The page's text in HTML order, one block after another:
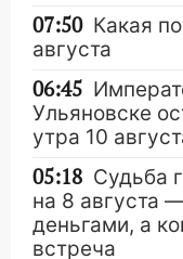
07:50 Какая
августа
06:45
Ульяновске
утра 10
05:18 Судьба
на 8 августа
деньгами, а
встреча